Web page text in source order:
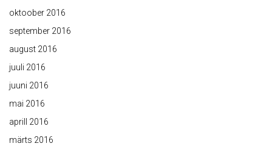
oktoober 2016
september 2016
august 2016
juuli 2016
juuni 2016
mai 2016
aprill 2016
märts 2016